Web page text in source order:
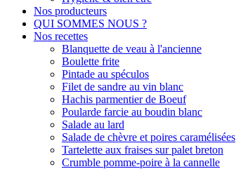
Nos producteurs
QUI SOMMES NOUS ?
Nos recettes
Blanquette de veau à l'ancienne
Boulette frite
Pintade au spéculos
Filet de sandre au vin blanc
Hachis parmentier de Boeuf
Poularde farcie au boudin blanc
Salade au lard
Salade de chèvre et poires caramélisées
Tartelette aux fraises sur palet breton
Crumble pomme-poire à la cannelle